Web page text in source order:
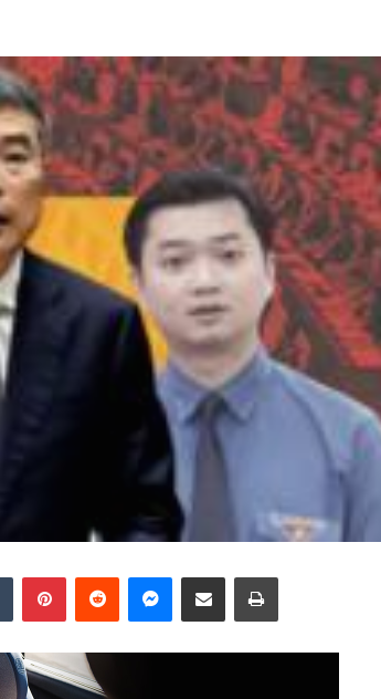
Tumblr PinterestReddit Messenger
Share via Email Print